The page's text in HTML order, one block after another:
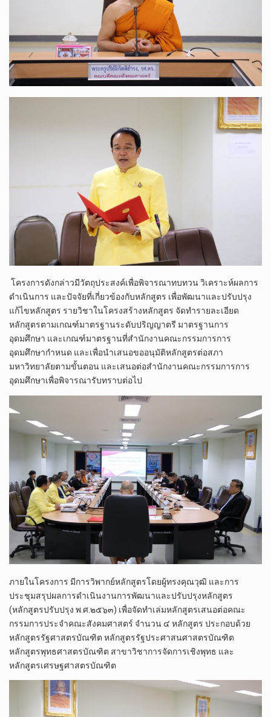
โครงการดังกล่าวมีวัตถุประสงค์เพื่อพิจารณาทบทวน วิเคราะห์ผลการ
ดำเนินการ และปัจจัยที่เกี่ยวข้องกับหลักสูตร เพื่อพัฒนาและปรับปรุง
แก้ไขหลักสูตร รายวิชาในโครงสร้างหลักสูตร จัดทำรายละเอียด
หลักสูตรตามเกณฑ์มาตรฐานระดับปริญญาตรี มาตรฐานการ
อุดมศึกษา และเกณฑ์มาตรฐานที่สำนักงานคณะกรรมการการ
อุดมศึกษากำหนด และเพื่อนำเสนอขออนุมัติหลักสูตรต่อสภา
มหาวิทยาลัยตามขั้นตอน และเสนอต่อสำนักงานคณะกรรมการการ
อุดมศึกษาเพื่อพิจารณารับทราบต่อไป
ภายในโครงการ มีการวิพากย์หลักสูตรโดยผู้ทรงคุณวุฒิ และการ
ประชุมสรุปผลการดำเนินงานการพัฒนาและปรับปรุงหลักสูตร
(หลักสูตรปรับปรุง พ.ศ.๒๕๖๓) เพื่อจัดทำเล่มหลักสูตรเสนอต่อคณะ
กรรมการประจำคณะสังคมศาสตร์ จำนวน ๔ หลักสูตร ประกอบด้วย
หลักสูตรรัฐศาสตรบัณฑิต หลักสูตรรัฐประศาสนศาสตรบัณฑิต
หลักสูตรพุทธศาสตรบัณฑิต สาขาวิชาการจัดการเชิงพุทธ และ
หลักสูตรเศรษฐศาสตรบัณฑิต